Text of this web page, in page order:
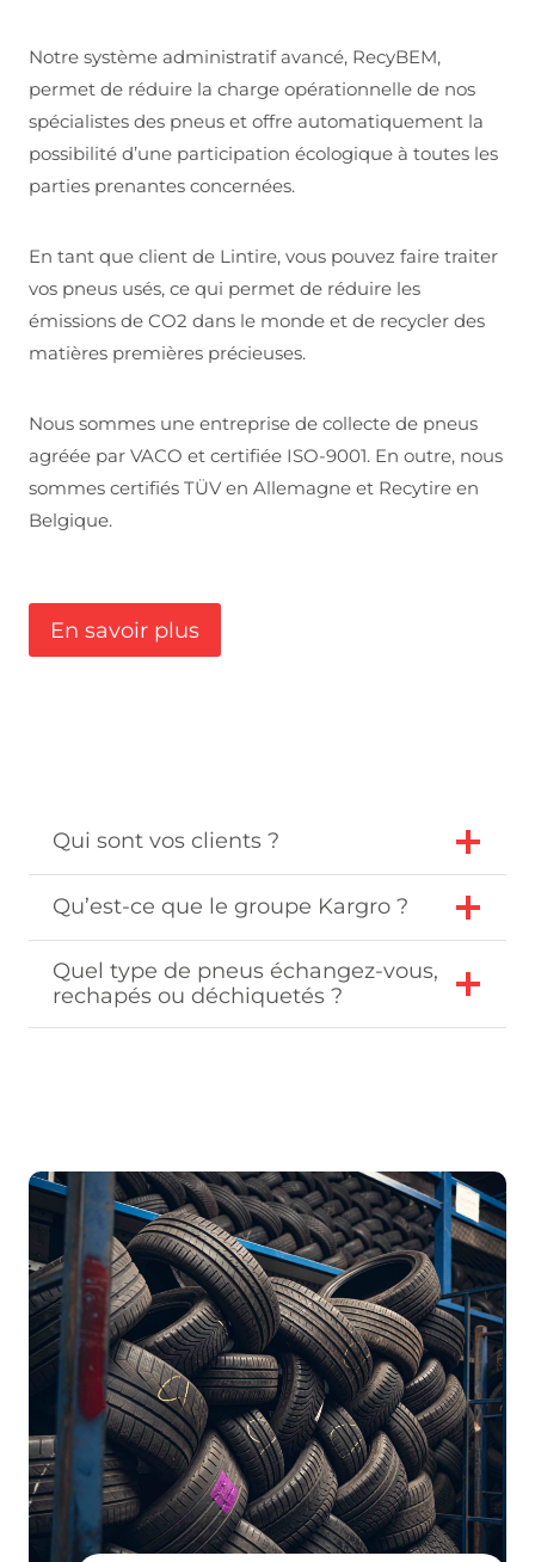
Notre système administratif avancé, RecyBEM,
permet de réduire la charge opérationnelle de nos
spécialistes des pneus et offre automatiquement la
possibilité d’une participation écologique à toutes les
parties prenantes concernées.
En tant que client de Lintire, vous pouvez faire traiter
vos pneus usés, ce qui permet de réduire les
émissions de CO2 dans le monde et de recycler des
matières premières précieuses.
Nous sommes une entreprise de collecte de pneus
agréée par VACO et certifiée ISO-9001. En outre, nous
sommes certifiés TÜV en Allemagne et Recytire en
Belgique.
En savoir plus
Qui sont vos clients ?
Qu’est-ce que le groupe Kargro ?
Quel type de pneus échangez-vous,
rechapés ou déchiquetés ?